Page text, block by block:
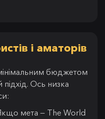
і аматорів
бюджетом
Ось низка
мета — The World